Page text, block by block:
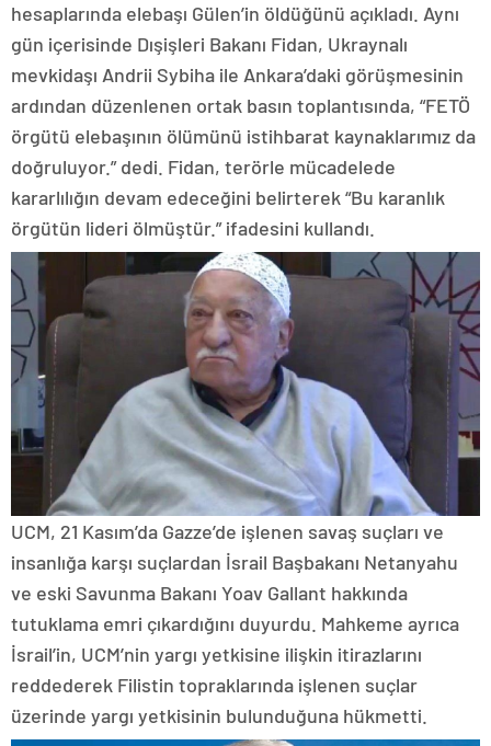
hesaplarında elebaşı Gülen’in öldüğünü açıkladı. Aynı
gün içerisinde Dışişleri Bakanı Fidan, Ukraynalı
mevkidaşı Andrii Sybiha ile Ankara’daki görüşmesinin
ardından düzenlenen ortak basın toplantısında, “FETÖ
örgütü elebaşının ölümünü istihbarat kaynaklarımız da
doğruluyor.” dedi. Fidan, terörle mücadelede
kararlılığın devam edeceğini belirterek “Bu karanlık
örgütün lideri ölmüştür.” ifadesini kullandı.
UCM, 21 Kasım’da Gazze’de işlenen savaş suçları ve
insanlığa karşı suçlardan İsrail Başbakanı Netanyahu
ve eski Savunma Bakanı Yoav Gallant hakkında
tutuklama emri çıkardığını duyurdu. Mahkeme ayrıca
İsrail’in, UCM’nin yargı yetkisine ilişkin itirazlarını
reddederek Filistin topraklarında işlenen suçlar
üzerinde yargı yetkisinin bulunduğuna hükmetti.